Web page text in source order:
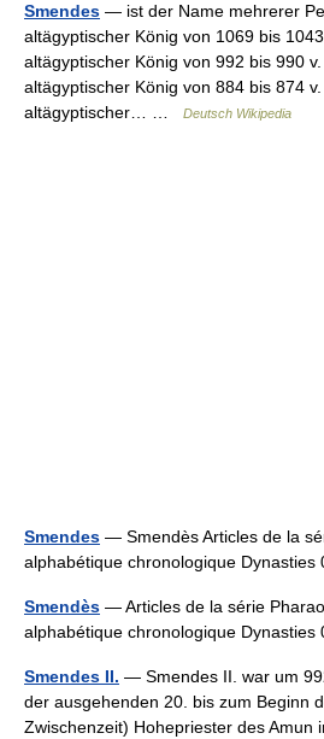
Smendes — ist der Name mehrerer
altägyptischer König von 1069 bis 1043
altägyptischer König von 992 bis 990 v.
altägyptischer König von 884 bis 874
altägyptischer… …
Deutsch Wikipedia
Smendes — Smendès Articles de la
alphabétique chronologique
Smendès — Articles de la série
alphabétique chronologique
Smendes II. — Smendes II. war um
der ausgehenden 20. bis zum Beginn
Zwischenzeit) Hohepriester des Amun